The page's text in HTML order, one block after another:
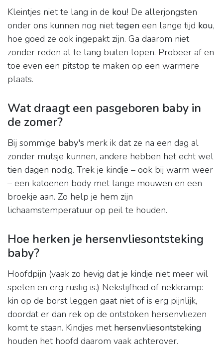
Kleintjes niet te lang in de kou! De allerjongsten
onder ons kunnen nog niettegen een lange tijd kou,
hoe goed ze ook ingepakt zijn. Ga daarom niet
zonder reden al te lang buiten lopen. Probeer af en
toe even een pitstop te maken op een warmere
plaats.
Wat draagt een pasgeboren baby in
de zomer?
Bij sommige baby's merk ik dat ze na een dag al
zonder mutsje kunnen, andere hebben het echt wel
tien dagen nodig. Trek je kindje – ook bij warm weer
– een katoenen body met lange mouwen en een
broekje aan. Zo help je hem zijn
lichaamstemperatuur op peil te houden.
Hoe herken je hersenvliesontsteking
baby?
Hoofdpijn (vaak zo hevig dat je kindje niet meer wil
spelen en erg rustig is.) Nekstijfheid of nekkramp:
kin op de borst leggen gaat niet of is erg pijnlijk,
doordat er dan rek op de ontstoken hersenvliezen
komt te staan. Kindjes met hersenvliesontsteking
houden het hoofd daarom vaak achterover.